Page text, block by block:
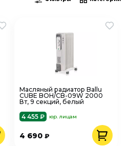
Масляный радиатор Ballu
CUBE BOH/CB-09W 2000
Вт, 9 секций, белый
4 455 ₽
юр. лицам
4 690₽